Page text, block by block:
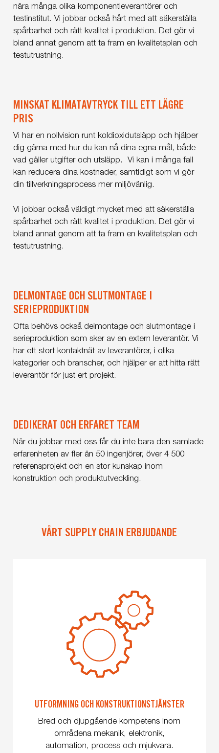
nära många olika komponentleverantörer och
testinstitut. Vi jobbar också hårt med att säkerställa
spårbarhet och rätt kvalitet i produktion. Det gör vi
bland annat genom att ta fram en kvalitetsplan och
testutrustning.
MINSKAT KLIMATAVTRYCK TILL ETT LÄGRE
PRIS
Vi har en nollvision runt koldioxidutsläpp och hjälper
dig gärna med hur du kan nå dina egna mål, både
vad gäller utgifter och utsläpp. Vi kan i många fall
kan reducera dina kostnader, samtidigt som vi gör
din tillverkningsprocess mer miljövänlig.
Vi jobbar också väldigt mycket med att säkerställa
spårbarhet och rätt kvalitet i produktion. Det gör vi
bland annat genom att ta fram en kvalitetsplan och
testutrustning.
DELMONTAGE OCH SLUTMONTAGE I
SERIEPRODUKTION
Ofta behövs också delmontage och slutmontage i
serieproduktion som sker av en extern leverantör.​ Vi
har ett stort kontaktnät av leverantörer, i olika
kategorier och branscher, och hjälper er att hitta rätt
leverantör för just ert projekt.
DEDIKERAT OCH ERFARET TEAM
När du jobbar med oss får du inte bara den samlade
erfarenheten av fler än 50 ingenjörer, över 4 500
referensprojekt och en stor kunskap inom
konstruktion och produktutveckling.
VÅRT SUPPLY CHAIN ERBJUDANDE
UTFORMNING OCH KONSTRUKTIONSTJÄNSTER
Bred och djupgående kompetens inom
områdena mekanik, elektronik,
automation, process och mjukvara.